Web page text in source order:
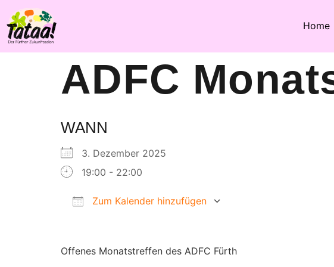
Home
ADFC
WANN
3. Dezember 2025
19:00 - 22:00
Zum Kalender hinzufügen
Offenes Monatstreffen des ADFC Fürth